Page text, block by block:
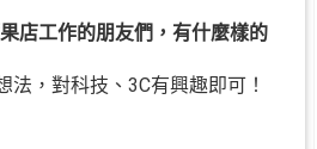
店工作的朋友們，有什麼樣的
法，對科技、3C有興趣即可！